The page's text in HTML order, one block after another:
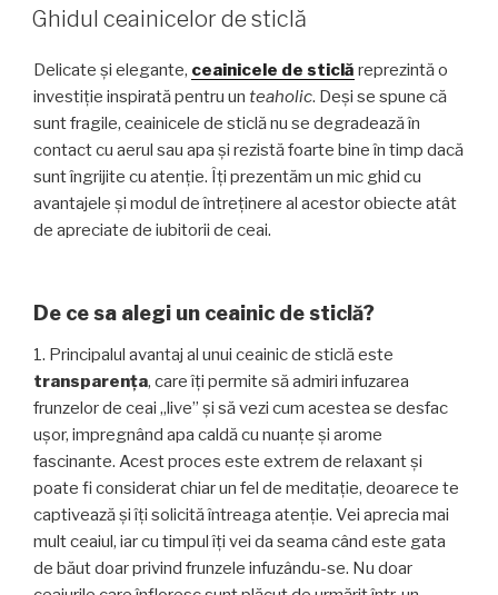
ceaiul
ceremonia
Gongfu”
PE
Ghidul ceainicelor de sticlă
Delicate şi elegante, ceainicele de sticlă reprezintă o
investiţie inspirată pentru un teaholic. Deşi se spune că
sunt fragile, ceainicele de sticlă nu se degradează în
contact cu aerul sau apa şi rezistă foarte bine în timp dacă
sunt îngrijite cu atenţie. Îţi prezentăm un mic ghid cu
avantajele şi modul de întreţinere al acestor obiecte atât
de apreciate de iubitorii de ceai.
De ce sa alegi un ceainic de sticlă?
1. Principalul avantaj al unui ceainic de sticlă este
transparenţa, care îţi permite să admiri infuzarea
frunzelor de ceai „live” şi să vezi cum acestea se desfac
uşor, impregnând apa caldă cu nuanţe şi arome
fascinante. Acest proces este extrem de relaxant şi
poate fi considerat chiar un fel de meditaţie, deoarece te
captivează şi îţi solicită întreaga atenţie. Vei aprecia mai
mult ceaiul, iar cu timpul îţi vei da seama când este gata
de băut doar privind frunzele infuzându-se. Nu doar